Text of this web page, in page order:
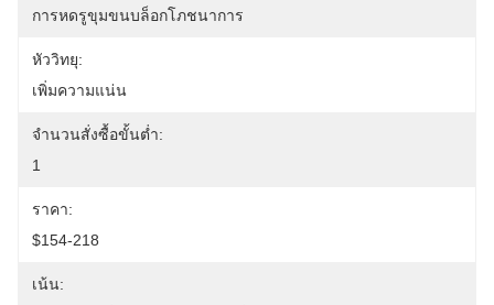
การหดรูขุมขนบล็อกโภชนาการ
หัววิทยุ:
เพิ่มความแน่น
จำนวนสั่งซื้อขั้นต่ำ:
1
ราคา:
$154-218
เน้น: